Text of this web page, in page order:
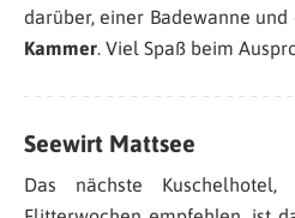
darüber, einer Badewanne
Kammer. Viel Spaß beim
Seewirt Mattsee
Das nächste